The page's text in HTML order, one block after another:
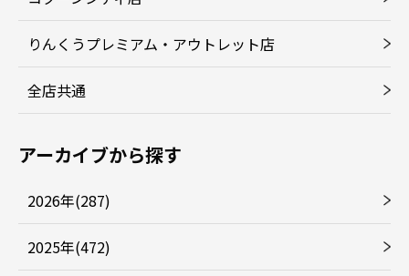
りんくうプレミアム・アウトレット店
全店共通
アーカイブから探す
2026年(287)
2025年(472)